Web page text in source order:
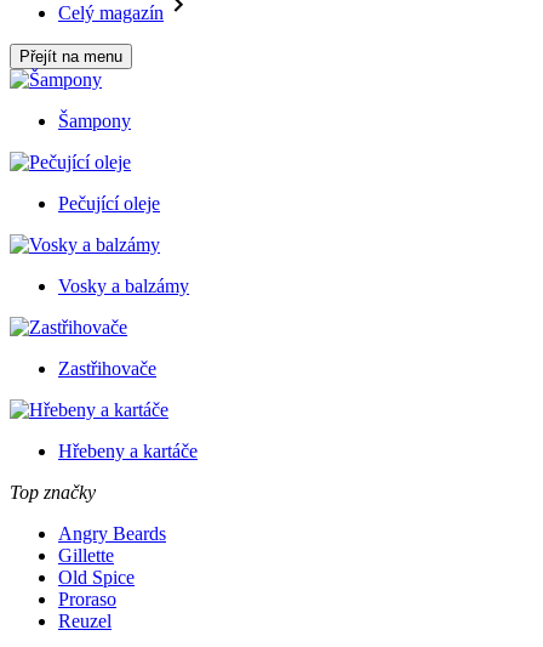
Celý magazín
Přejít na menu
Šampony
Pečující oleje
Vosky a balzámy
Zastřihovače
Hřebeny a kartáče
Top značky
Angry Beards
Gillette
Old Spice
Proraso
Reuzel